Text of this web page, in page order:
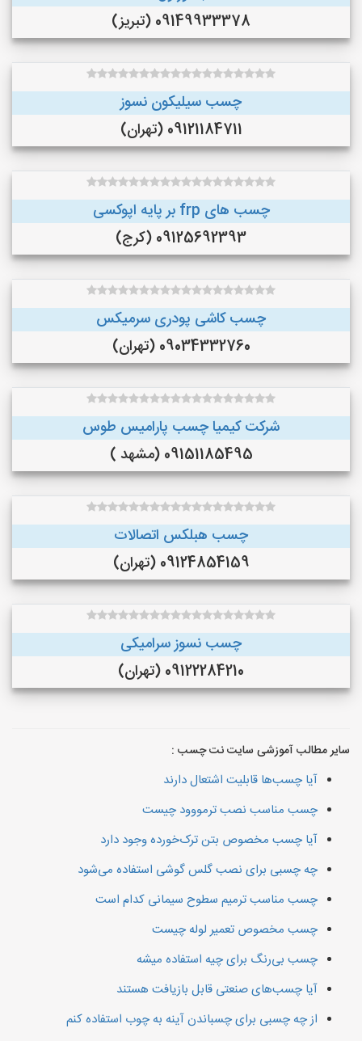
09149933378 (تبریز)
چسب سیلیکون نسوز
09121184711 (تهران)
چسب های frp بر پایه اپوکسی
09125692393 (کرج)
چسب کاشی پودری سرمیکس
09034332760 (تهران)
شرکت کیمیا چسب پارامیس طوس
09151185495 (مشهد )
چسب هبلکس اتصالات
09124854159 (تهران)
چسب نسوز سرامیکی
09122284210 (تهران)
سایر مطالب آموزشی سایت نت چسب :
آیا چسب‌ها قابلیت اشتعال دارند
چسب مناسب نصب ترمووود چیست
آیا چسب مخصوص بتن ترک‌خورده وجود دارد
چه چسبی برای نصب گلس گوشی استفاده می‌شود
چسب مناسب ترمیم سطوح سیمانی کدام است
چسب مخصوص تعمیر لوله چیست
چسب بی‌رنگ برای چیه استفاده میشه
آیا چسب‌های صنعتی قابل بازیافت هستند
از چه چسبی برای چسباندن آینه به چوب استفاده کنم